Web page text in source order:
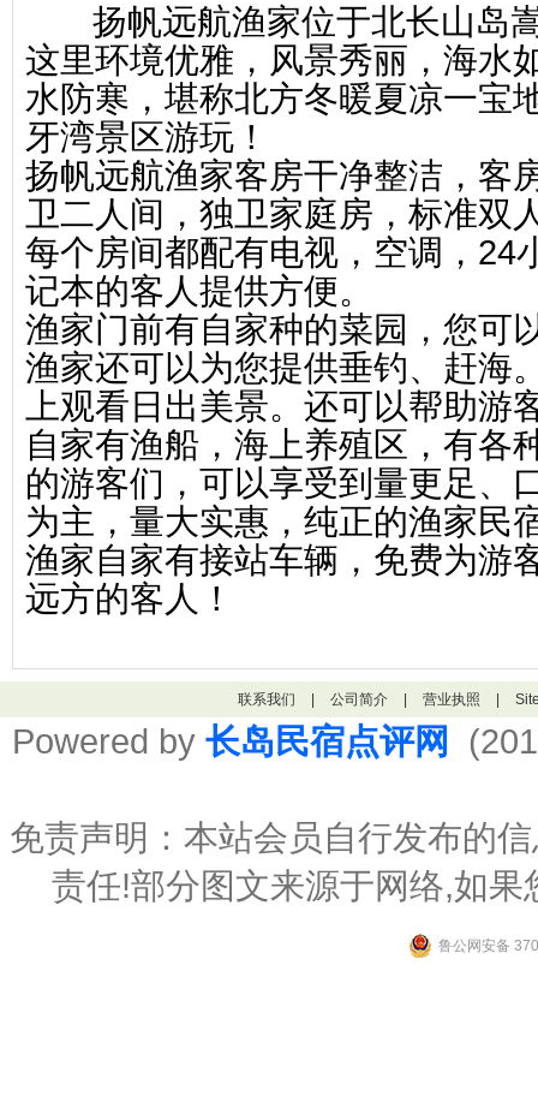
扬帆远航渔家位于北长山岛嵩
这里环境优雅，风景秀丽，海水
水防寒，堪称北方冬暖夏凉一宝
牙湾景区游玩！
扬帆远航渔家客房干净整洁，客
卫二人间，独卫家庭房，标准双
每个房间都配有电视，空调，24
记本的客人提供方便。
渔家门前有自家种的菜园，您可
渔家还可以为您提供垂钓、赶海
上观看日出美景。还可以帮助
自家有渔船，海上养殖区，有各
的游客们，可以享受到量更足、
为主，量大实惠，纯正的渔家民
渔家自家有接站车辆，免费为游
远方的客人！
联系我们 公司简介 营业执照
Powered by 长岛民宿点评网
免责声明：本站会员自行发布的
责任!部分图文来源于网络,如
鲁公网安备